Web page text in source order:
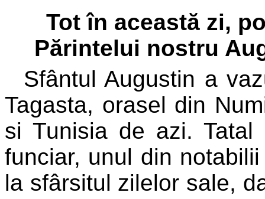
Tot în această zi,
Părintelui nostru
Sfântul Augustin a
Tagasta, orasel din
si Tunisia de azi. Tatal
funciar, unul din
la sfârsitul zilelor sale,